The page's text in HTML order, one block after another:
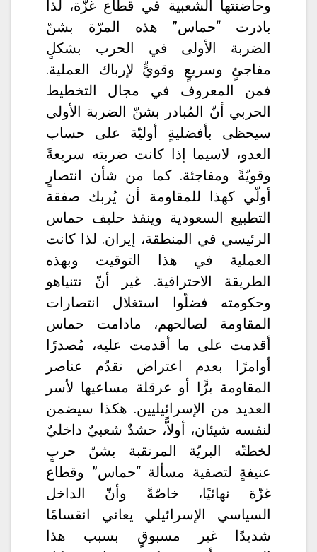
وحاضنتها الشعبية في قطاع غزّة، لذا
بادرت “حماس” هذه المرّة بشنّ
الضربة الأولى في الحرب بشكلٍ
مفاجئٍ وسريعٍ وقويٍّ لإرباك العملية.
فمن المعروف في مجال التخطيط
الحربي أنّ المُبادر بشنّ الضربة الأولى
سيحظى بأفضليةٍ أوليّة على حساب
العدو، لاسيما إذا كانت ضربته سريعةً
وقويّةً ومفاجئة. كما من شأن انتصارٍ
أولّي كهذا للمقاومة أن يُربك صفقة
التطبيع السعودية وينقذ حليف حماس
الرئيسي في المنطقة، إيران. لذا كانت
العملية في هذا التوقيت وبهذه
الطريقة الاحترافية. غير أنّ نتنياهو
وحكومته فضلّوا استغلال انتصارات
المقاومة لصالحهم، مادامت حماس
أقدمت على ما أقدمت عليه، مُصدرًا
أوامرًا بعدم اعتراض تقدّم عناصر
المقاومة برًّا أو عرقلة مساعيها لأسر
العديد من الإسرائيليين. هكذا سيضمن
لنفسه شيئان، أولاًّ، حشدٌ شعبيٌ داخليٌ
لخطتّه البريّة المرتقبة بشنّ حربٍ
عنيفةٍ لتصفية مسألة “حماس” وقطاع
غزّة نهائيًا، خاصّةً وأنّ الداخل
السياسي الإسرائيلي يعاني انقسامًا
شديدًا غير مسبوقٍ بسبب هذا